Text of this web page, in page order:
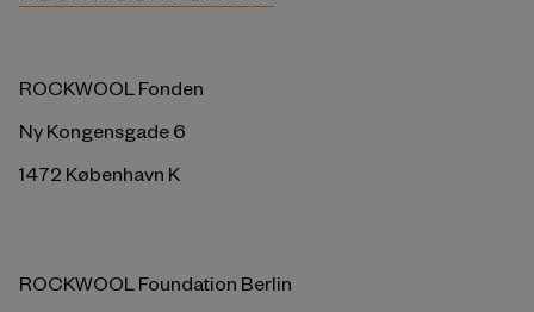
ROCKWOOL Fonden
Ny Kongensgade 6
1472 København K
ROCKWOOL Foundation Berlin